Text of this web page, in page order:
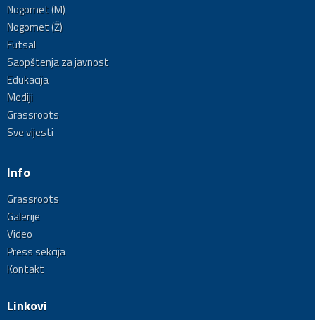
Nogomet (M)
Nogomet (Ž)
Futsal
Saopštenja za javnost
Edukacija
Mediji
Grassroots
Sve vijesti
Info
Grassroots
Galerije
Video
Press sekcija
Kontakt
Linkovi